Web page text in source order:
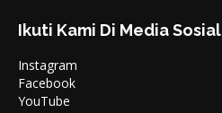
Ikuti Kami Di Media Sosial
Instagram
Facebook
YouTube